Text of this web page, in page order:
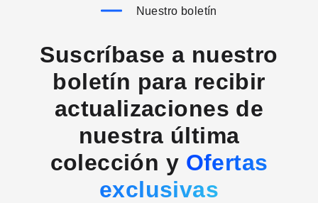
Nuestro boletín
Suscríbase a nuestro
boletín para recibir
actualizaciones de
nuestra última
colección y Ofertas
exclusivas